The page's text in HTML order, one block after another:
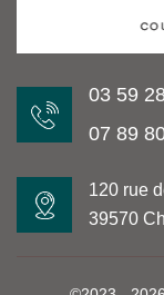
03 59
07 89
120 rue
39570